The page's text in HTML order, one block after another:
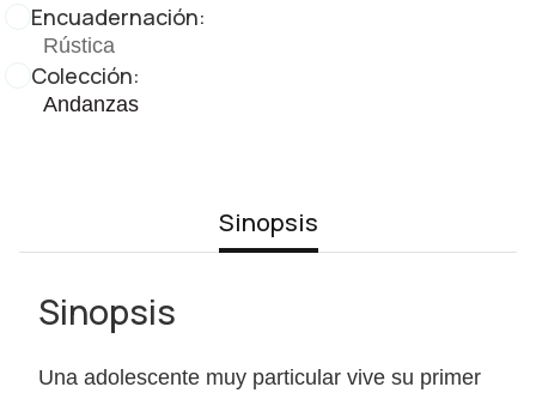
Encuadernación:
Rústica
Colección:
Andanzas
Sinopsis
Sinopsis
Una adolescente muy particular vive su primer